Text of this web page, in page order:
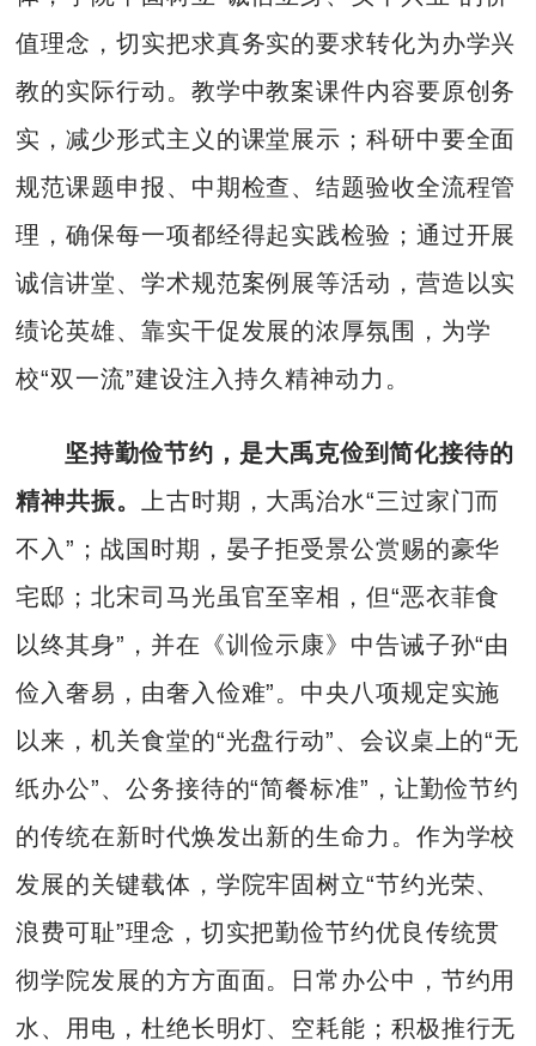
值理念，切实把求真务实的要求转化为办学兴
教的实际行动。教学中教案课件内容要原创务
实，减少形式主义的课堂展示；科研中要全面
规范课题申报、中期检查、结题验收全流程管
理，确保每一项都经得起实践检验；通过开展
诚信讲堂、学术规范案例展等活动，营造以实
绩论英雄、靠实干促发展的浓厚氛围，为学
校“双一流”建设注入持久精神动力。
坚持勤俭节约，是大禹克俭到简化接待的
精神共振。
上古时期，大禹治水“三过家门而
不入”；战国时期，晏子拒受景公赏赐的豪华
宅邸；北宋司马光虽官至宰相，但“恶衣菲食
以终其身”，并在《训俭示康》中告诫子孙“由
俭入奢易，由奢入俭难”。中央八项规定实施
以来，机关食堂的“光盘行动”、会议桌上的“无
纸办公”、公务接待的“简餐标准”，让勤俭节约
的传统在新时代焕发出新的生命力。作为学校
发展的关键载体，学院牢固树立“节约光荣、
浪费可耻”理念，切实把勤俭节约优良传统贯
彻学院发展的方方面面。日常办公中，节约用
水、用电，杜绝长明灯、空耗能；积极推行无